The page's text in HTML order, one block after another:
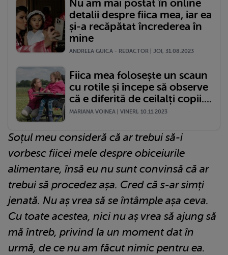
Nu am mai postat în online
detalii despre fiica mea, iar ea
și-a recăpătat încrederea în
mine
ANDREEA GUICA - REDACTOR | JOI, 31.08.2023
Fiica mea folosește un scaun
cu rotile și începe să observe
că e diferită de ceilalți copii....
MARIANA VOINEA | VINERI, 10.11.2023
Soțul meu consideră că ar trebui să-i
vorbesc fiicei mele despre obiceiurile
alimentare, însă eu nu sunt convinsă că ar
trebui să procedez așa. Cred că s-ar simți
jenată. Nu aș vrea să se întâmple așa ceva.
Cu toate acestea, nici nu aș vrea să ajung să
mă întreb, privind la un moment dat în
urmă, de ce nu am făcut nimic pentru ea.